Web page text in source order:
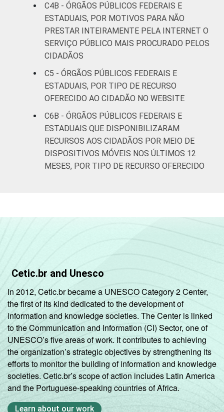
C4B - ÓRGÃOS PÚBLICOS FEDERAIS E
ESTADUAIS, POR MOTIVOS PARA NÃO
PRESTAR INTEIRAMENTE PELA INTERNET O
SERVIÇO PÚBLICO MAIS PROCURADO PELOS
CIDADÃOS
C5 - ÓRGÃOS PÚBLICOS FEDERAIS E
ESTADUAIS, POR TIPO DE RECURSO
OFERECIDO AO CIDADÃO NO WEBSITE
C6B - ÓRGÃOS PÚBLICOS FEDERAIS E
ESTADUAIS QUE DISPONIBILIZARAM
RECURSOS AOS CIDADÃOS POR MEIO DE
DISPOSITIVOS MÓVEIS NOS ÚLTIMOS 12
MESES, POR TIPO DE RECURSO OFERECIDO
Cetic.br and Unesco
In 2012, Cetic.br became a UNESCO Category 2 Center,
the first of its kind dedicated to the development of
information and knowledge societies. The Center is linked
to the Communication and Information (CI) Sector, one of
UNESCO’s five areas of work. It contributes to achieving
the organization’s strategic objectives by strengthening its
efforts to monitor the building of information and knowledge
societies. Cetic.br’s scope of action includes Latin America
and the Portuguese-speaking countries of Africa.
Learn about our work